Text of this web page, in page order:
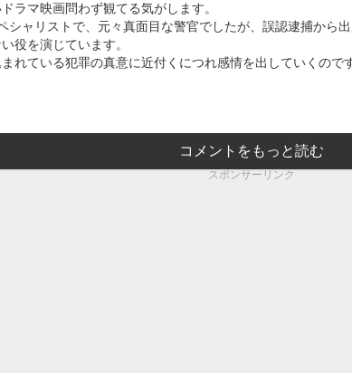
ラマ映画問わず観てる気がします。
シャリストで、元々真面目な警官でしたが、誤認逮捕から
役を演じています。
れている犯罪の真意に近付くにつれ感情を出していくので
コメントをもっと読む
スポンサーリンク